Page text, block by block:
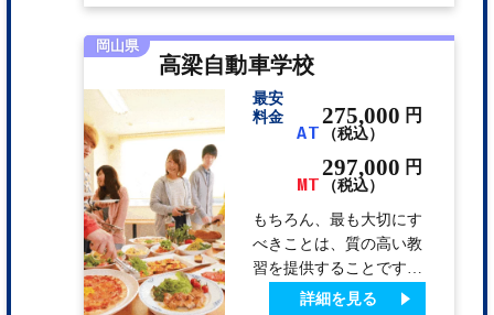
から約2時間で旅行気分
を味わいながら運転免許
を取得。 海や山に囲ま
れた渋滞の少ない海沿い
の教習コースで気持ちよ
くドライビング。 人気
の自炊プランから、温泉
施設の宿泊先までプラン
も充実していて人気の教
習所です。【オススメ】
世界遺産登録の三保の松
原。清水名物、黒はんぺ
んと桜エビ、生シラスも
岡山県
高梁自動車学校
最安
料金
AT
275,000 円
（税込）
MT
297,000 円
（税込）
もちろん、最も大切にす
べきことは、質の高い教
習を提供することです。
でも、「自動車学校は楽
詳細を見る